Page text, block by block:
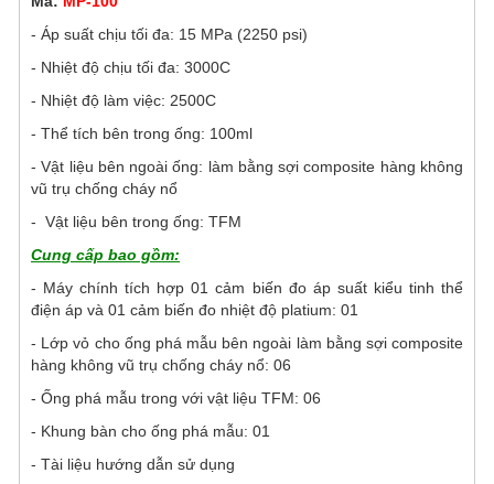
- Áp suất chịu tối đa: 15 MPa (2250 psi)
- Nhiệt độ chịu tối đa: 3000C
- Nhiệt độ làm việc: 2500C
- Thể tích bên trong ống: 100ml
- Vật liệu bên ngoài ống: làm bằng sợi composite hàng không
vũ trụ chống cháy nổ
- Vật liệu bên trong ống: TFM
Cung cấp bao gồm:
- Máy chính tích hợp 01 cảm biến đo áp suất kiểu tinh thể
điện áp và 01 cảm biến đo nhiệt độ platium: 01
- Lớp vỏ cho ống phá mẫu bên ngoài làm bằng sợi composite
hàng không vũ trụ chống cháy nổ: 06
- Ống phá mẫu trong với vật liệu TFM: 06
- Khung bàn cho ống phá mẫu: 01
- Tài liệu hướng dẫn sử dụng